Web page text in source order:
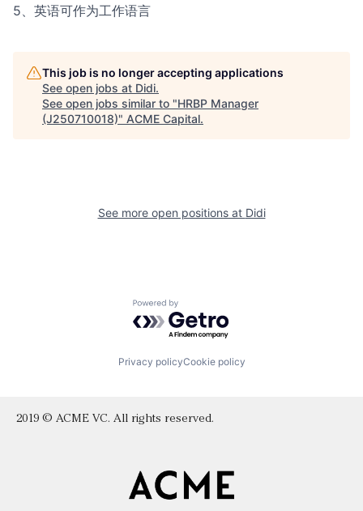
5、英语可作为工作语言
This job is no longer accepting applications
See open jobs at Didi.
See open jobs similar to "HRBP Manager
(J250710018)" ACME Capital.
See more open positions at Didi
Powered by Getro.com
Privacy policyCookie policy
2019 © ACME VC. All rights reserved.